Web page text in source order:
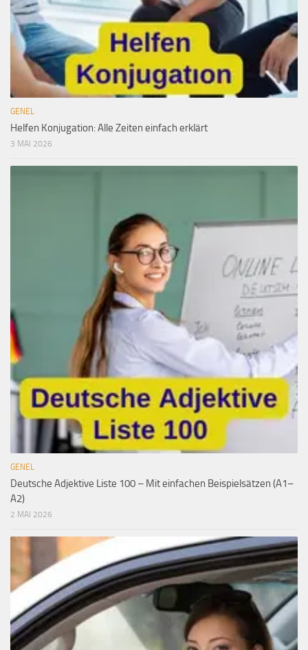
GENEL
Helfen Konjugation: Alle Zeiten einfach erklärt
3 MAI 2026
GENEL
Deutsche Adjektive Liste 100 – Mit einfachen Beispielsätzen (A1–
A2)
2 MAI 2026